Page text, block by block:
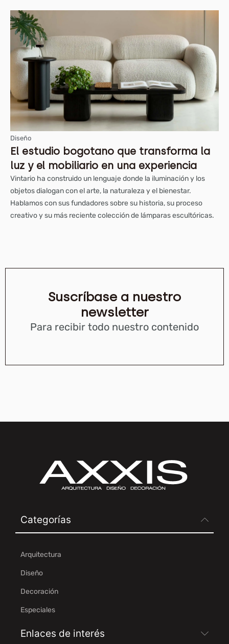
Diseño
El estudio bogotano que transforma la
luz y el mobiliario en una experiencia
Vintario ha construido un lenguaje donde la iluminación y los
objetos dialogan con el arte, la naturaleza y el bienestar.
Hablamos con sus fundadores sobre su historia, su proceso
creativo y su más reciente colección de lámparas escultóricas.
Suscríbase a nuestro
newsletter
Para recibir todo nuestro contenido
Categorías
Arquitectura
Diseño
Decoración
Especiales
Enlaces de interés